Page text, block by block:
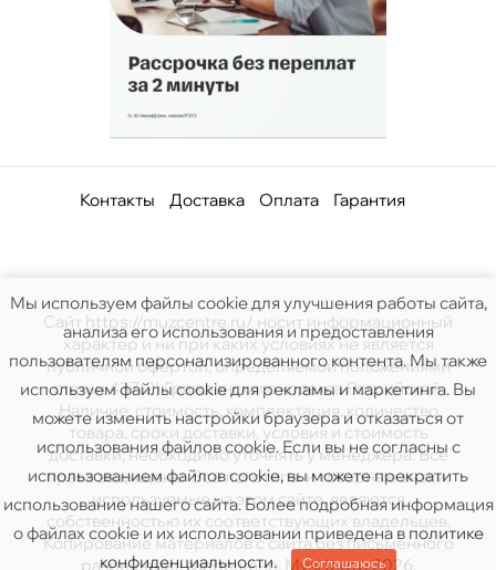
Контакты Доставка Оплата Гарантия
Сайт https://muzcentre.ru/ носит информационный
характер и ни при каких условиях не является
публичной офертой, определяемой положениями
статьи 437(2) Гражданского кодекса Российской.
Наличие, стоимость, комплектация, количество
товара, сроки доставки, условия и стоимость
доставки, необходимо уточнять у менеджера. Все
права защищены. Все логотипы и товарные знаки,
используемые на этом сайте, являются
собственностью их соответствующих владельцев.
Копирование материалов с сайта без письменного
разрешения запрещено. МузЦентр 2026.
Мы используем файлы cookie для улучшения работы сайта,
анализа его использования и предоставления
пользователям персонализированного контента. Мы также
используем файлы cookie для рекламы и маркетинга. Вы
можете изменить настройки браузера и отказаться от
использования файлов cookie. Если вы не согласны с
использованием файлов cookie, вы можете прекратить
использование нашего сайта. Более подробная информация
о файлах cookie и их использовании приведена в политике
конфиденциальности. Соглашаюсь